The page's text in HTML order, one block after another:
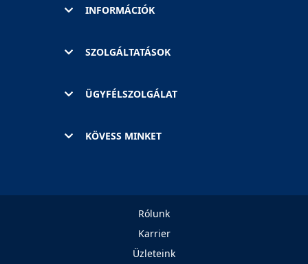
INFORMÁCIÓK
SZOLGÁLTATÁSOK
ÜGYFÉLSZOLGÁLAT
KÖVESS MINKET
Rólunk
Karrier
Üzleteink